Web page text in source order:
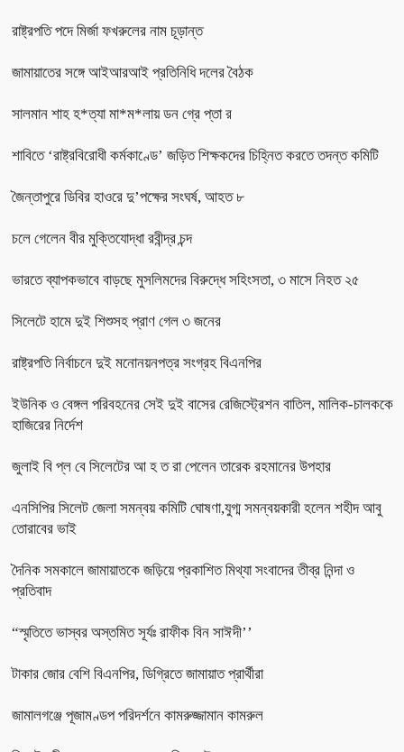
রাষ্ট্রপতি পদে মির্জা ফখরুলের নাম চূড়ান্ত
জামায়াতের সঙ্গে আইআরআই প্রতিনিধি দলের বৈঠক
সালমান শাহ হ*ত্যা মা*ম*লায় ডন গ্রে প্তা র
শাবিতে ‘রাষ্ট্রবিরোধী কর্মকাণ্ডে’ জড়িত শিক্ষকদের চিহ্নিত করতে তদন্ত কমিটি
জৈন্তাপুরে ডিবির হাওরে দু’পক্ষের সংঘর্ষ, আহত ৮
চলে গেলেন বীর মুক্তিযোদ্ধা রবীন্দ্র চন্দ
ভারতে ব্যাপকভাবে বাড়ছে মুসলিমদের বিরুদ্ধে সহিংসতা, ৩ মাসে নিহত ২৫
সিলেটে হামে দুই শিশুসহ প্রাণ গেল ৩ জনের
রাষ্ট্রপতি নির্বাচনে দুই মনোনয়নপত্র সংগ্রহ বিএনপির
ইউনিক ও বেঙ্গল পরিবহনের সেই দুই বাসের রেজিস্ট্রেশন বাতিল, মালিক-চালককে
হাজিরের নির্দেশ
জুলাই বি প্ল বে সিলেটের আ হ ত রা পেলেন তারেক রহমানের উপহার
এনসিপির সিলেট জেলা সমন্বয় কমিটি ঘোষণা,যুগ্ম সমন্বয়কারী হলেন শহীদ আবু
তোরাবের ভাই
দৈনিক সমকালে জামায়াতকে জড়িয়ে প্রকাশিত মিথ্যা সংবাদের তীব্র নিন্দা ও
প্রতিবাদ
“স্মৃতিতে ভাস্বর অস্তমিত সূর্যঃ রাফীক বিন সাঈদী’’
টাকার জোর বেশি বিএনপির, ডিগ্রিতে জামায়াত প্রার্থীরা
জামালগঞ্জে পূজামণ্ডপ পরিদর্শনে কামরুজ্জামান কামরুল